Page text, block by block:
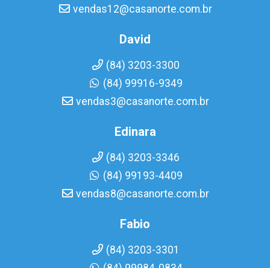
vendas12@casanorte.com.br
David
(84) 3203-3300
(84) 99916-9349
vendas3@casanorte.com.br
Edinara
(84) 3203-3346
(84) 99193-4409
vendas8@casanorte.com.br
Fabio
(84) 3203-3301